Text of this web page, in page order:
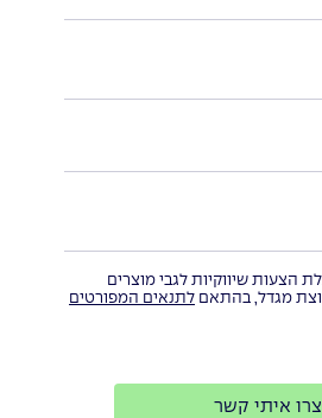
הצעות שיווקיות לגבי מוצרים
מגדל, בהתאם לתנאים המפורטים
צרו איתי קשר